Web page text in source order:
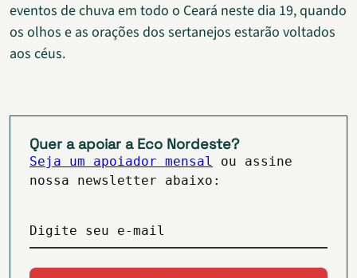
eventos de chuva em todo o Ceará neste dia 19, quando
os olhos e as orações dos sertanejos estarão voltados
aos céus.
Quer a apoiar a Eco Nordeste?
Seja um apoiador mensal
ou assine
nossa newsletter abaixo:
Digite seu e-mail